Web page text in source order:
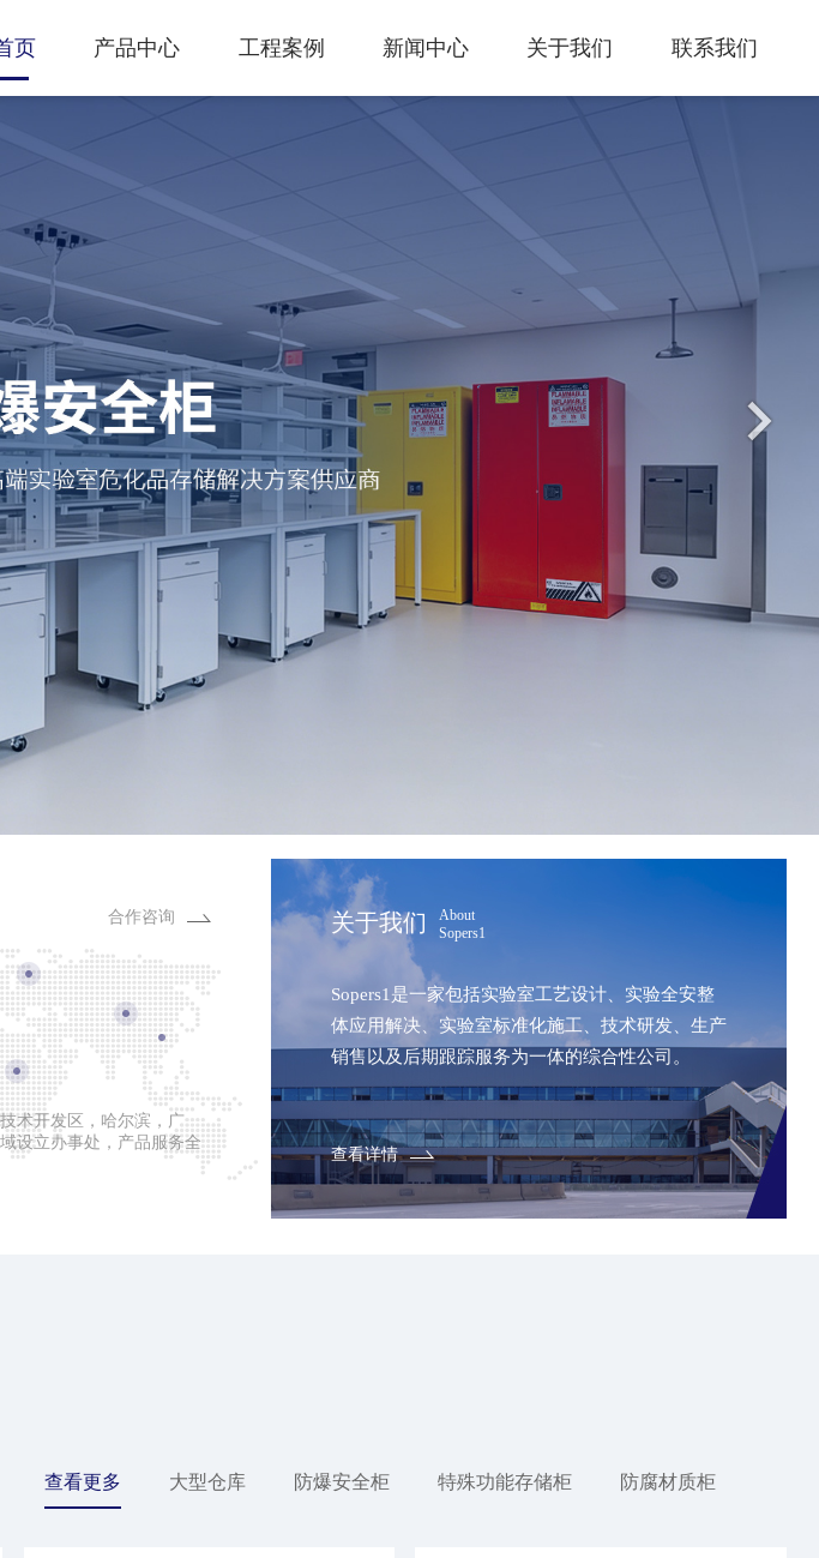
页 产品中心 工程案例 新闻中心 关于我们 联系我们
合作咨询
术开发区，哈尔滨，广
设立办事处，产品服务全
关于我们
About
Sopers1
Sopers1是一家包括实验室工艺设计、实验全安整
体应用解决、实验室标准化施工、技术研发、生产
销售以及后期跟踪服务为一体的综合性公司。
查看详情
查看更多 大型仓库 防爆安全柜 特殊功能存储柜
防腐材质柜